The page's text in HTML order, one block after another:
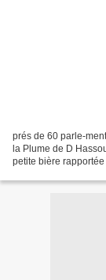
prés de 60 parle-
la Plume de D
petite bière